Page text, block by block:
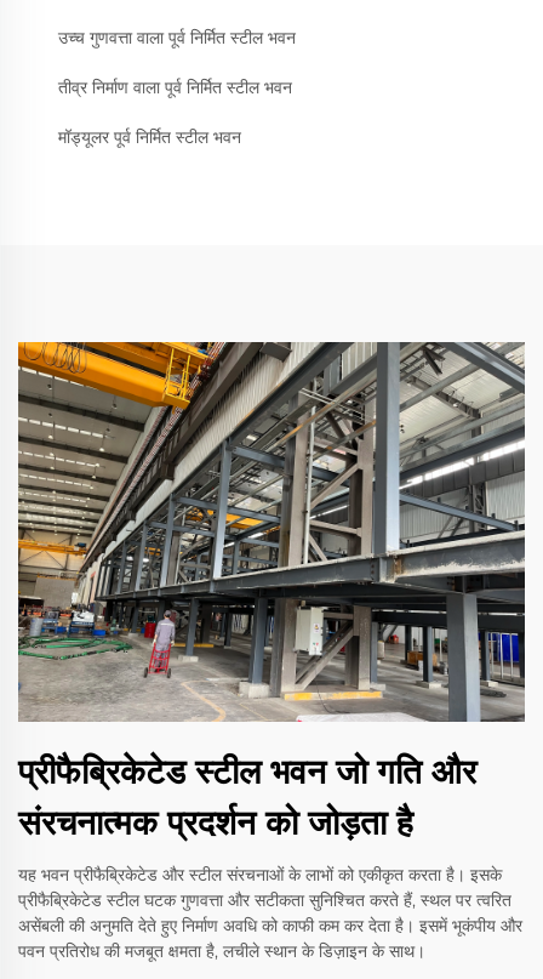
उच्च गुणवत्ता वाला पूर्व निर्मित स्टील भवन
तीव्र निर्माण वाला पूर्व निर्मित स्टील भवन
मॉड्यूलर पूर्व निर्मित स्टील भवन
प्रीफैब्रिकेटेड स्टील भवन जो गति और
संरचनात्मक प्रदर्शन को जोड़ता है
यह भवन प्रीफैब्रिकेटेड और स्टील संरचनाओं के लाभों को एकीकृत करता है। इसके
प्रीफैब्रिकेटेड स्टील घटक गुणवत्ता और सटीकता सुनिश्चित करते हैं, स्थल पर त्वरित
असेंबली की अनुमति देते हुए निर्माण अवधि को काफी कम कर देता है। इसमें भूकंपीय और
पवन प्रतिरोध की मजबूत क्षमता है, लचीले स्थान के डिज़ाइन के साथ।